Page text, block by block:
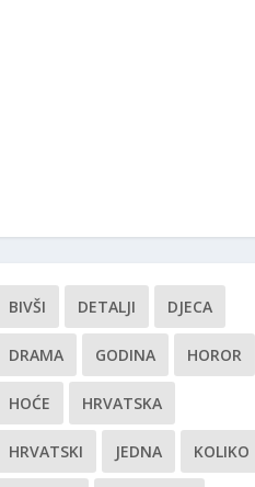
BIVŠI DETALJI DJECA
DRAMA GODINA HOROR
HOĆE HRVATSKA
HRVATSKI JEDNA KOLIKO